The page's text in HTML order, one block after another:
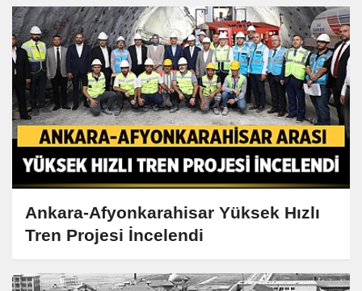
Ankara-Afyonkarahisar Yüksek Hızlı
Tren Projesi İncelendi